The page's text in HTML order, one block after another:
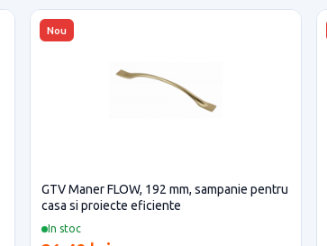
Nou
In stoc
GTV Maner FLOW, 192 mm, sampanie pentru
casa si proiecte eficiente